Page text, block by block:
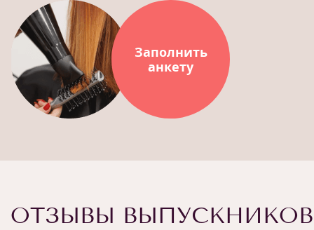
Заполнить
анкету
ОТЗЫВЫ ВЫПУСКНИКОВ